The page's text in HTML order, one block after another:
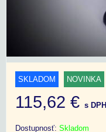
SKLADOM NOVINKA
115,62 € s DPH
Dostupnosť: Skladom